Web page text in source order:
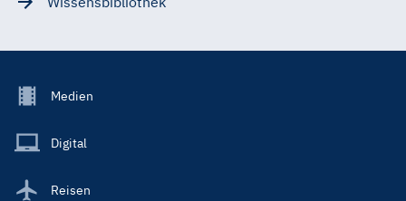
Footer
Main
Medien
Digital
Reisen